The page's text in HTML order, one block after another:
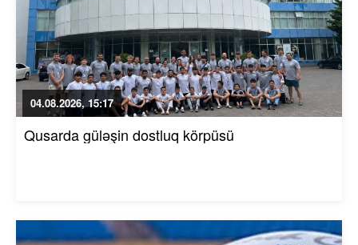
04.08.2026, 15:17
Qusarda güləşin dostluq körpüsü